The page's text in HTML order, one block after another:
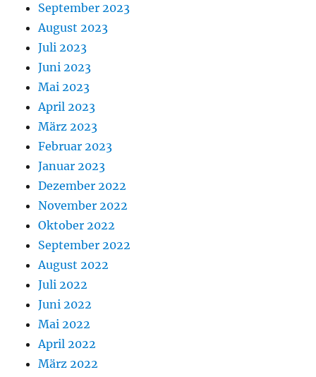
September 2023
August 2023
Juli 2023
Juni 2023
Mai 2023
April 2023
März 2023
Februar 2023
Januar 2023
Dezember 2022
November 2022
Oktober 2022
September 2022
August 2022
Juli 2022
Juni 2022
Mai 2022
April 2022
März 2022